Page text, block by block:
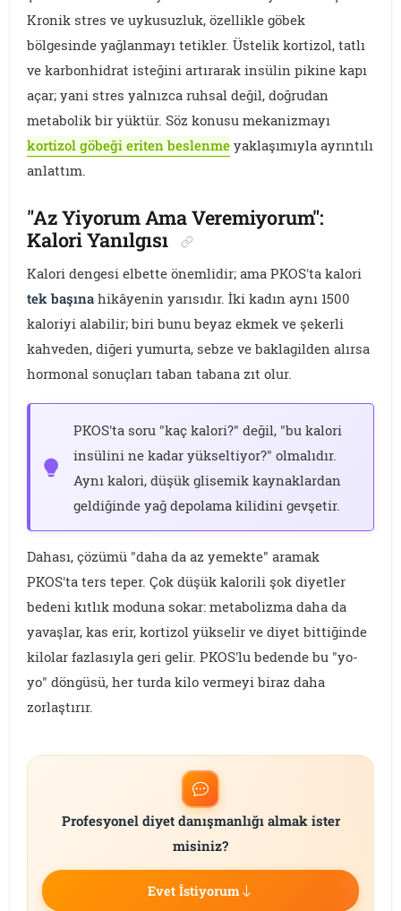
Kronik stres ve uykusuzluk, özellikle göbek
bölgesinde yağlanmayı tetikler. Üstelik kortizol, tatlı
ve karbonhidrat isteğini artırarak insülin pikine kapı
açar; yani stres yalnızca ruhsal değil, doğrudan
metabolik bir yüktür. Söz konusu mekanizmayı
kortizol göbeği eriten beslenme yaklaşımıyla ayrıntılı
anlattım.
"Az Yiyorum Ama Veremiyorum":
Kalori Yanılgısı
Kalori dengesi elbette önemlidir; ama PKOS'ta kalori
tek başına hikâyenin yarısıdır. İki kadın aynı 1500
kaloriyi alabilir; biri bunu beyaz ekmek ve şekerli
kahveden, diğeri yumurta, sebze ve baklagilden alırsa
hormonal sonuçları taban tabana zıt olur.
PKOS'ta soru "kaç kalori?" değil, "bu kalori
insülini ne kadar yükseltiyor?" olmalıdır.
Aynı kalori, düşük glisemik kaynaklardan
geldiğinde yağ depolama kilidini gevşetir.
Dahası, çözümü "daha da az yemekte" aramak
PKOS'ta ters teper. Çok düşük kalorili şok diyetler
bedeni kıtlık moduna sokar: metabolizma daha da
yavaşlar, kas erir, kortizol yükselir ve diyet bittiğinde
kilolar fazlasıyla geri gelir. PKOS'lu bedende bu "yo-
yo" döngüsü, her turda kilo vermeyi biraz daha
zorlaştırır.
Profesyonel diyet danışmanlığı almak ister
misiniz?
Evet İstiyorum